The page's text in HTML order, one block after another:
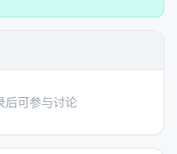
后可参与讨论